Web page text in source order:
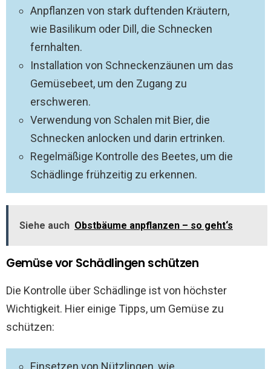
Anpflanzen von stark duftenden Kräutern,
wie Basilikum oder Dill, die Schnecken
fernhalten.
Installation von Schneckenzäunen um das
Gemüsebeet, um den Zugang zu
erschweren.
Verwendung von Schalen mit Bier, die
Schnecken anlocken und darin ertrinken.
Regelmäßige Kontrolle des Beetes, um die
Schädlinge frühzeitig zu erkennen.
Siehe auch Obstbäume anpflanzen – so geht‘s
Gemüse vor Schädlingen schützen
Die Kontrolle über Schädlinge ist von höchster
Wichtigkeit. Hier einige Tipps, um Gemüse zu
schützen:
Einsetzen von Nützlingen, wie